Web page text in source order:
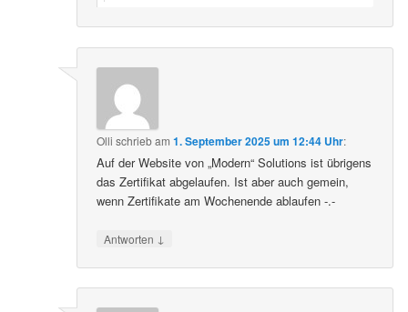
Olli schriebam1. September 2025 um 12:44 Uhr:
Auf der Website von „Modern“ Solutions ist übrigens
das Zertifikat abgelaufen. Ist aber auch gemein,
wenn Zertifikate am Wochenende ablaufen -.-
Antworten ↓